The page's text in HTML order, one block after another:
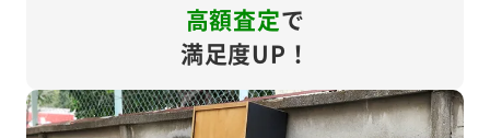
高額査定で
満足度UP！